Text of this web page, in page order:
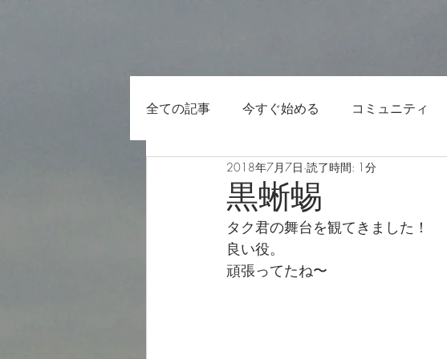
全ての記事 今すぐ始める コミュニティ
黒蜥蜴
2018年7月7日 読了時間: 1分
タク君の舞台を観てきました！
良い役。
頑張ってたね〜